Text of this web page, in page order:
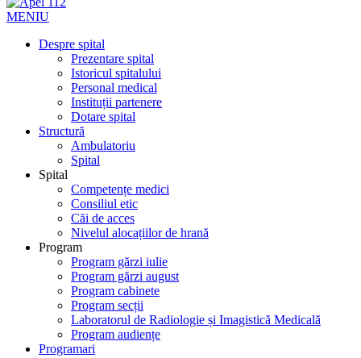
MENIU
Despre spital
Prezentare spital
Istoricul spitalului
Personal medical
Instituții partenere
Dotare spital
Structură
Ambulatoriu
Spital
Spital
Competențe medici
Consiliul etic
Căi de acces
Nivelul alocațiilor de hrană
Program
Program gărzi iulie
Program gărzi august
Program cabinete
Program secții
Laboratorul de Radiologie și Imagistică Medicală
Program audiențe
Programari